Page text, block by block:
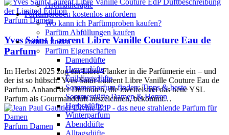
Aromatherapie
Parfümproben kostenlos anfordern
Wo kann ich Parfümproben kaufen?
Parfüm Abfüllungen kaufen
Parfum finden
Parfüm Eigenschaften
Damendüfte
Herrendüfte
Frühlingsdüfte
Sommerparfum finden: Tipps & beste
Sommerdüfte Damen & Herren
Herbstdüfte
Winterparfum
Abenddüfte
Alltagsdüfte
Parfum Damen
Yves Saint Laurent Libre Vanille Couture Eau de
Parfum
Im Herbst 2025 zog ein Libre-Flanker in die Parfümerie ein – und
der ist so hübsch: Yves Saint Laurent Libre Vanille Couture Eau de
Parfum. Anhand der Duftnoten, die zweifelsfrei das neue YSL
Parfum als Gourmandduft auszeichnen, bekommt…
Parfum Damen